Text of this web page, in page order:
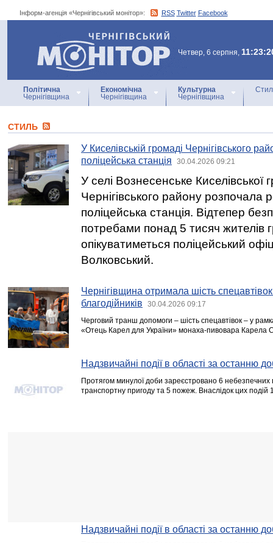
Інформ-агенція «Чернігівський монітор»: RSS Twitter Facebook
Інформ-агенція
«Чернігівський монітор»
Четвер, 6 серпня,
Політична
Чернігівщина
Економічна
Чернігівщина
Культурна
Чернігівщина
СТИЛЬ
У Киселівській громаді Чернігівського
поліцейська станція
30.04.2026 09:21
У селі Вознесенське Киселівської
Чернігівського району розпочала
поліцейська станція. Відтепер
потребами понад 5 тисяч жителів
опікуватиметься поліцейський
Волковський.
Чернігівщина отримала шість спецавтівок
благодійників
30.04.2026 09:17
Черговий транш допомоги – шість спецавтівок – у
«Отець Карел для України» монаха-пивовара Карела
Надзвичайні події в області за останню
Протягом минулої доби зареєстровано 6
транспортну пригоду та 5 пожеж. Внаслідок цих
Надзвичайні події в області за останню